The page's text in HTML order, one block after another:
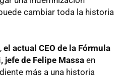
cambiar toda la historia
el actual CEO de la Fórmula
jefe de Felipe Massa en
más a una historia